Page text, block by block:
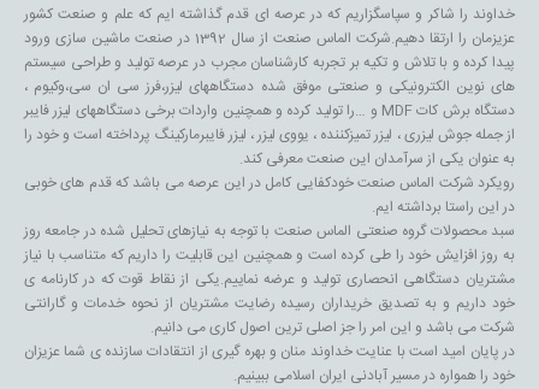
خداوند را شاکر و سپاسگزاریم که در عرصه ای قدم گذاشته ایم که علم و صنعت کشور
عزیزمان را ارتقا دهیم.شرکت الماس صنعت از سال 1392 در صنعت ماشین سازی ورود
پیدا کرده و با تلاش و تکیه بر تجربه کارشناسان مجرب در عرصه تولید و طراحی سیستم
های نوین الکترونیکی و صنعتی موفق شده دستگاههای لیزر،فرز سی ان سی،وکیوم ،
دستگاه برش کات MDF و …را تولید کرده و همچنین واردات برخی دستگاههای لیزر فایبر
از جمله جوش لیزری ، لیزر تمیزکننده ، یووی لیزر ، لیزر فایبرمارکینگ پرداخته است و خود را
به عنوان یکی از سرآمدان این صنعت معرفی کند.
رویکرد شرکت الماس صنعت خودکفایی کامل در این عرصه می باشد که قدم های خوبی
در این راستا برداشته ایم.
سبد محصولات گروه صنعتی الماس صنعت با توجه به نیازهای تحلیل شده در جامعه روز
به روز افزایش خود را طی کرده است و همچنین این قابلیت را داریم که متناسب با نیاز
مشتریان دستگاهی انحصاری تولید و عرضه نماییم.یکی از نقاط قوت که در کارنامه ی
خود داریم و به تصدیق خریداران رسیده رضایت مشتریان از نحوه خدمات و گارانتی
شرکت می باشد و این امر را جز اصلی ترین اصول کاری می دانیم.
در پایان امید است با عنایت خداوند منان و بهره گیری از انتقادات سازنده ی شما عزیزان
خود را همواره در مسیر آبادنی ایران اسلامی ببینیم.